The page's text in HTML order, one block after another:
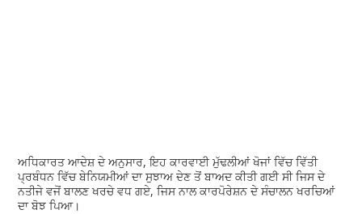
ਅਧਿਕਾਰਤ ਆਦੇਸ਼ ਦੇ ਅਨੁਸਾਰ, ਇਹ ਕਾਰਵਾਈ ਮੁੱਢਲੀਆਂ ਖੋਜਾਂ ਵਿੱਚ ਵਿੱਤੀ
ਪ੍ਰਬੰਧਨ ਵਿੱਚ ਬੇਨਿਯਮੀਆਂ ਦਾ ਸੁਝਾਅ ਦੇਣ ਤੋਂ ਬਾਅਦ ਕੀਤੀ ਗਈ ਸੀ ਜਿਸ ਦੇ
ਨਤੀਜੇ ਵਜੋਂ ਬਾਲਣ ਖਰਚੇ ਵਧ ਗਏ, ਜਿਸ ਨਾਲ ਕਾਰਪੋਰੇਸ਼ਨ ਦੇ ਸੰਚਾਲਨ ਖਰਚਿਆਂ
ਦਾ ਬੋਝ ਪਿਆ।